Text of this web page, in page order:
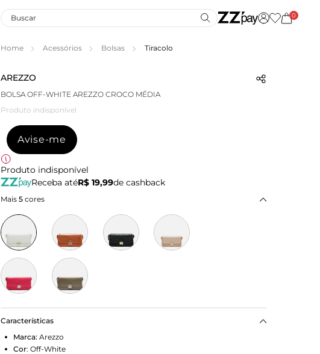
0
Home Acessórios Bolsas Tiracolo
AREZZO
BOLSA OFF-WHITE AREZZO CROCO MÉDIA
Produto indisponível
Avise-me
Produto indisponível
Receba atéR$ 19,99de cashback
Mais 5 cores
Características
Marca: Arezzo
Cor: Off-White